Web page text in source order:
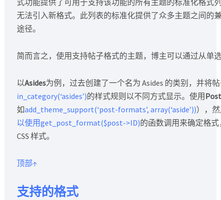
无法引入新格式。此列表的标准化提供了众多主题之间的
途径。
简而言之，使用支持帖子格式的主题，博主可以通过从单
以Asides为例，过去创建了一个名为 Asides 的类别，并将
in_category(‘asides’)的样式规则以不同方式显示。使用
如add_theme_support(‘post-formats’, array(‘aside’))），
以使用get_post_format($post->ID)的函数调用来确定格
CSS 样式。
顶部↑
支持的格式